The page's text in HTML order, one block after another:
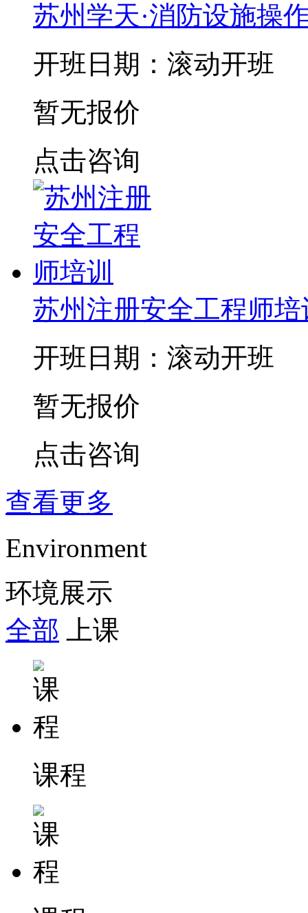
苏州学天·消防设施操
开班日期：滚动开班
暂无报价
点击咨询
苏州注册安全工程师培
开班日期：滚动开班
暂无报价
点击咨询
查看更多
Environment
环境展示
全部
上课
课程